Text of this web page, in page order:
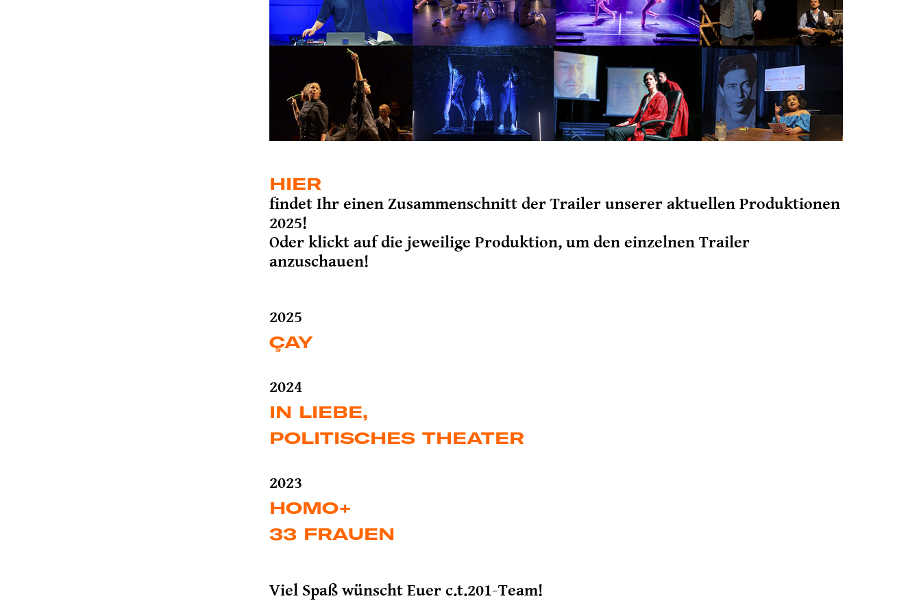
HIER
findet Ihr einen Zusammenschnitt der Trailer unserer aktuellen Produktionen
2025!
Oder klickt auf die jeweilige Produktion, um den einzelnen Trailer
anzuschauen!
2025
ÇAY
2024
IN LIEBE,
POLITISCHES THEATER
2023
HOMO+
33 FRAUEN
Viel Spaß wünscht Euer c.t.201-Team!